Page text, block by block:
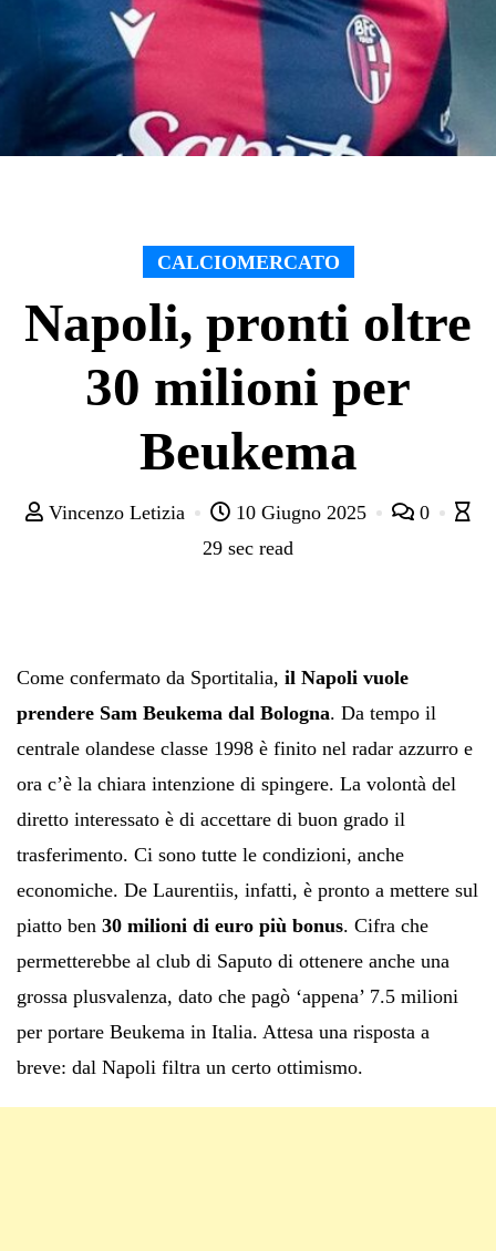
CALCIOMERCATO
Napoli, pronti oltre
30 milioni per
Beukema
Vincenzo Letizia 10 Giugno 2025
0
29 sec read
Come confermato da Sportitalia, il Napoli vuole
prendere Sam Beukema dal Bologna. Da tempo il
centrale olandese classe 1998 è finito nel radar azzurro e
ora c’è la chiara intenzione di spingere. La volontà del
diretto interessato è di accettare di buon grado il
trasferimento. Ci sono tutte le condizioni, anche
economiche. De Laurentiis, infatti, è pronto a mettere sul
piatto ben 30 milioni di euro più bonus. Cifra che
permetterebbe al club di Saputo di ottenere anche una
grossa plusvalenza, dato che pagò ‘appena’ 7.5 milioni
per portare Beukema in Italia. Attesa una risposta a
breve: dal Napoli filtra un certo ottimismo.